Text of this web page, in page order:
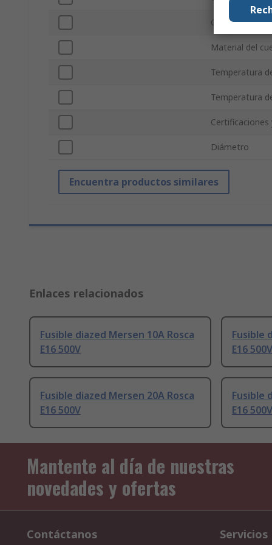
Color de la
Material del
Temperatura
Temperatura
Certificaciones
Diámetro
Encuentra productos similares
Enlaces relacionados
Fusible diazed Mersen 10A Rosca
E16 500V
Fusible
E16 500V
Fusible diazed Mersen 20A Rosca
E16 500V
Fusible
E16 500V
Mantente al día de nuestras
novedades y ofertas
Contáctanos Servicios